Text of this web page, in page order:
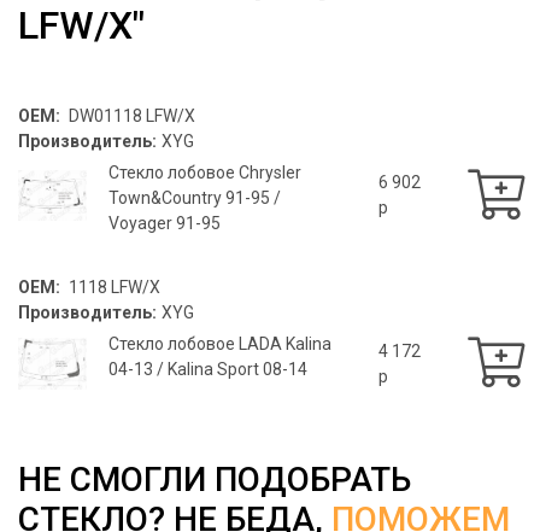
LFW/X"
OEM:
DW01118 LFW/X
Производитель: XYG
Стекло лобовое Chrysler
Town&Country 91-95 /
Voyager 91-95
6 902
p
OEM: 1118 LFW/X
Производитель: XYG
Стекло лобовое LADA Kalina
04-13 / Kalina Sport 08-14
4 172
p
НЕ СМОГЛИ ПОДОБРАТЬ
СТЕКЛО? НЕ БЕДА, ПОМОЖЕМ